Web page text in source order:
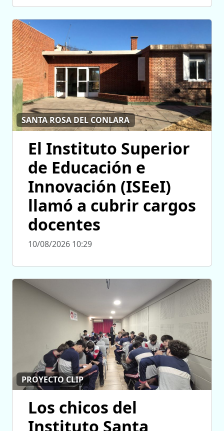
SANTA ROSA DEL CONLARA
El Instituto Superior
de Educación e
Innovación (ISEeI)
llamó a cubrir cargos
docentes
10/08/2026 10:29
PROYECTO CLIP
Los chicos del
Instituto Santa